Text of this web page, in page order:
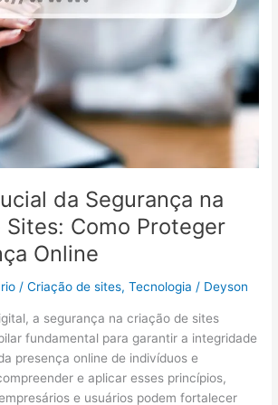
da Segurança na
Sites: Como Proteger
Online
/Criação de sites,Tecnologia / Deyson
a segurança na criação de sites
fundamental para garantir a integridade
presença online de indivíduos e
e aplicar esses princípios,
e usuários podem fortalecer